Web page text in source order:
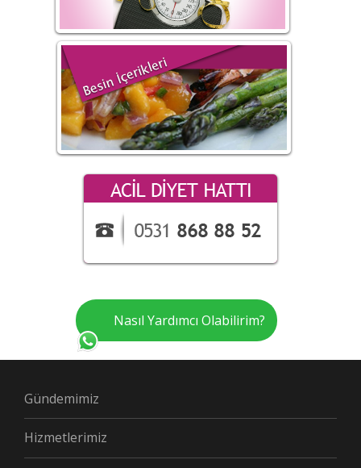
Nasıl Yardımcı Olabilirim?
Gündemimiz
Hizmetlerimiz